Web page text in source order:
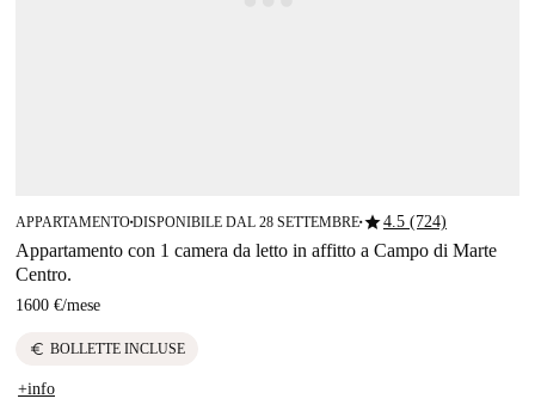
APPARTAMENTO■DISPONIBILE DAL 28 SETTEMBRE■star4.5 (724)
Appartamento con 1 camera da letto in affitto a Campo di Marte
Centro.
1600 €/mese
euro BOLLETTE INCLUSE
+info